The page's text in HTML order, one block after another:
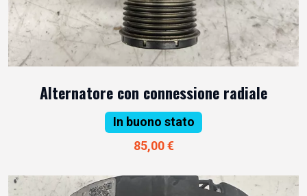
Alternatore con connessione radiale
In buono stato
85,00 €